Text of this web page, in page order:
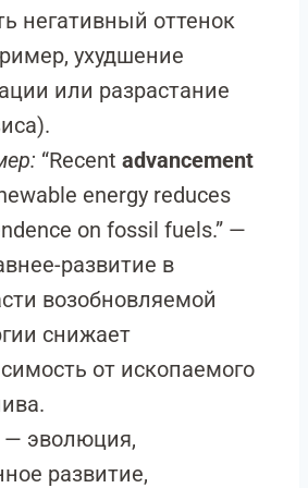
негативный оттенок
ухудшение
или разрастание
“Recent advancement
energy reduces
on fossil fuels.” —
развитие в
возобновляемой
снижает
от ископаемого
— эволюция,
развитие,